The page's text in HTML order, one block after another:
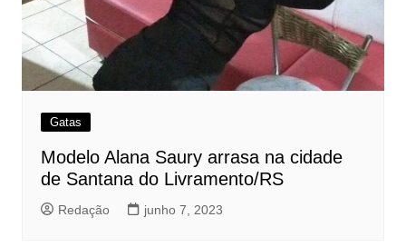
Gatas
Modelo Alana Saury arrasa na cidade
de Santana do Livramento/RS
Redação junho 7, 2023